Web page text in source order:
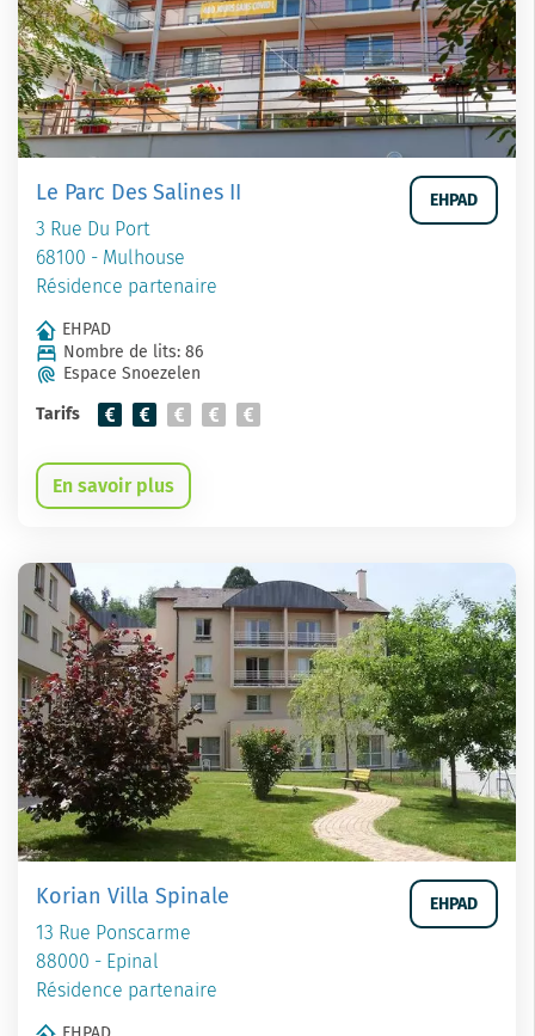
Le Parc Des Salines II
3 Rue Du Port
68100 - Mulhouse
Résidence partenaire
EHPAD
EHPAD
Nombre de lits: 86
Espace Snoezelen
Tarifs
En savoir plus
Korian Villa Spinale
13 Rue Ponscarme
88000 - Epinal
Résidence partenaire
EHPAD